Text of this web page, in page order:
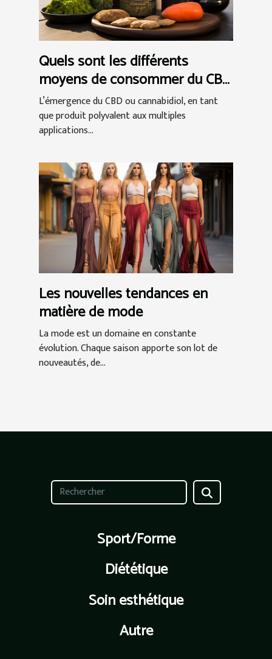
Quels sont les différents
moyens de consommer du CBD
et comment choisir ?
L’émergence du CBD ou cannabidiol, en tant
que produit polyvalent aux multiples
applications...
Les nouvelles tendances en
matière de mode
La mode est un domaine en constante
évolution. Chaque saison apporte son lot de
nouveautés, de...
Sport/Forme
Diététique
Soin esthétique
Autre